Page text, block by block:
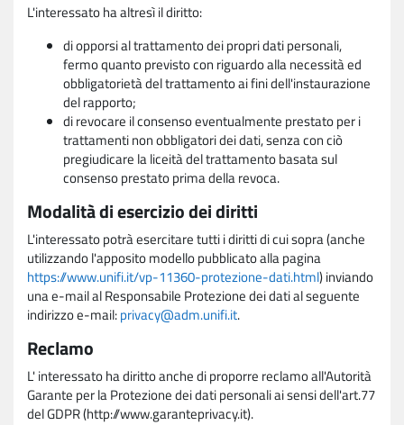
L'interessato ha altresì il diritto:
di opporsi al trattamento dei propri dati personali,
fermo quanto previsto con riguardo alla necessità ed
obbligatorietà del trattamento ai fini dell'instaurazione
del rapporto;
di revocare il consenso eventualmente prestato per i
trattamenti non obbligatori dei dati, senza con ciò
pregiudicare la liceità del trattamento basata sul
consenso prestato prima della revoca.
Modalità di esercizio dei diritti
L'interessato potrà esercitare tutti i diritti di cui sopra (anche
utilizzando l'apposito modello pubblicato alla pagina
https://www.unifi.it/vp-11360-protezione-dati.html) inviando
una e-mail al Responsabile Protezione dei dati al seguente
indirizzo e-mail:privacy@adm.unifi.it.
Reclamo
L' interessato ha diritto anche di proporre reclamo all'Autorità
Garante per la Protezione dei dati personali ai sensi dell'art.77
del GDPR (http://www.garanteprivacy.it).